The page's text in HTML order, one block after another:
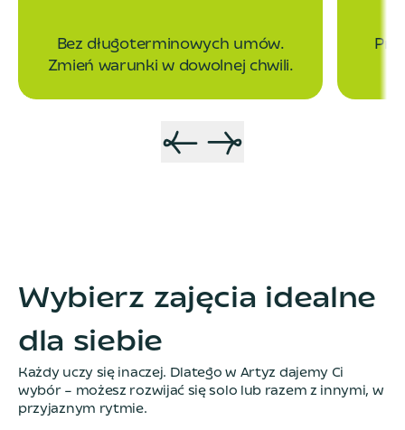
Bez długoterminowych umów.
Zmień warunki w dowolnej chwili.
Wybierz zajęcia idealne
dla siebie
Każdy uczy się inaczej. Dlatego w Artyz dajemy Ci
wybór – możesz rozwijać się solo lub razem z innymi, w
przyjaznym rytmie.